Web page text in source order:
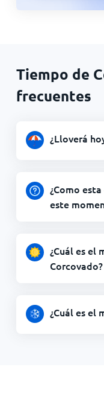
Tiempo de
frecuentes
¿Lloverá
¿Como
este
¿Cuál es el
Corcovado?
¿Cuál es el